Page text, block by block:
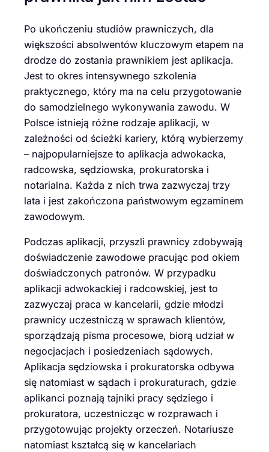
Po ukończeniu studiów prawniczych, dla
większości absolwentów kluczowym etapem na
drodze do zostania prawnikiem jest aplikacja.
Jest to okres intensywnego szkolenia
praktycznego, który ma na celu przygotowanie
do samodzielnego wykonywania zawodu. W
Polsce istnieją różne rodzaje aplikacji, w
zależności od ścieżki kariery, którą wybierzemy
– najpopularniejsze to aplikacja adwokacka,
radcowska, sędziowska, prokuratorska i
notarialna. Każda z nich trwa zazwyczaj trzy
lata i jest zakończona państwowym egzaminem
zawodowym.
Podczas aplikacji, przyszli prawnicy zdobywają
doświadczenie zawodowe pracując pod okiem
doświadczonych patronów. W przypadku
aplikacji adwokackiej i radcowskiej, jest to
zazwyczaj praca w kancelarii, gdzie młodzi
prawnicy uczestniczą w sprawach klientów,
sporządzają pisma procesowe, biorą udział w
negocjacjach i posiedzeniach sądowych.
Aplikacja sędziowska i prokuratorska odbywa
się natomiast w sądach i prokuraturach, gdzie
aplikanci poznają tajniki pracy sędziego i
prokuratora, uczestnicząc w rozprawach i
przygotowując projekty orzeczeń. Notariusze
natomiast kształcą się w kancelariach